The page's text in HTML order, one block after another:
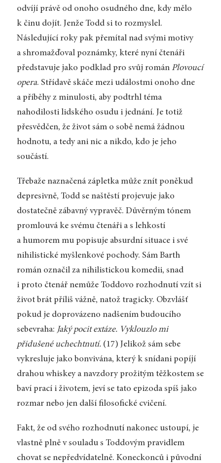
odvíjí právě od onoho osudného dne, kdy mělo
k činu dojít. Jenže Todd si to rozmyslel.
Následující roky pak přemítal nad svými motivy
a shromažďoval poznámky, které nyní čtenáři
představuje jako podklad pro svůj román Plovoucí
opera. Střídavě skáče mezi událostmi onoho dne
a příběhy z minulosti, aby podtrhl téma
nahodilosti lidského osudu i jednání. Je totiž
přesvědčen, že život sám o sobě nemá žádnou
hodnotu, a tedy ani nic a nikdo, kdo je jeho
součástí.
Třebaže naznačená zápletka může znít poněkud
depresivně, Todd se naštěstí projevuje jako
dostatečně zábavný vypravěč. Důvěrným tónem
promlouvá ke svému čtenáři a s lehkostí
a humorem mu popisuje absurdní situace i své
nihilistické myšlenkové pochody. Sám Barth
román označil za nihilistickou komedii, snad
i proto čtenář nemůže Toddovo rozhodnutí vzít si
život brát příliš vážně, natož tragicky. Obzvlášť
pokud je doprovázeno nadšením budoucího
sebevraha: Jaký pocit extáze. Vyklouzlo mi
přidušené uchechtnutí. (17) Jelikož sám sebe
vykresluje jako bonvivána, který k snídani popíjí
drahou whiskey a navzdory prožitým těžkostem se
baví prací i životem, jeví se tato epizoda spíš jako
rozmar nebo jen další filosofické cvičení.
Fakt, že od svého rozhodnutí nakonec ustoupí, je
vlastně plně v souladu s Toddovým pravidlem
chovat se nepředvídatelně. Koneckonců i původní